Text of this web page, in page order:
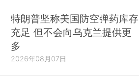
特朗普坚称美国防空弹药库存
充足 但不会向乌克兰提供更
多
2026年08月07日